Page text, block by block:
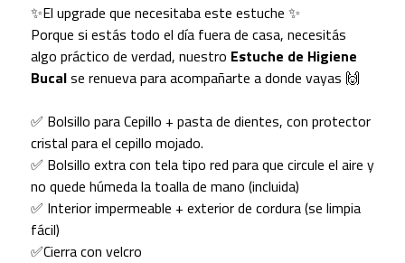
✨El upgrade que necesitaba este estuche ✨
Porque si estás todo el día fuera de casa, necesitás
algo práctico de verdad, nuestro Estuche de Higiene
Bucalse renueva para acompañarte a donde vayas 🙌
✅ Bolsillo para Cepillo + pasta de dientes, con protector
cristal para el cepillo mojado.
✅ Bolsillo extra con tela tipo red para que circule el aire y
no quede húmeda la toalla de mano (incluida)
✅ Interior impermeable + exterior de cordura (se limpia
fácil)
✅Cierra con velcro